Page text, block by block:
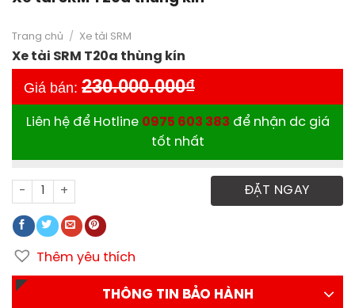
Trang chủ / Xe tải SRM
Xe tải SRM T20a thùng kín
Giá bán: 230.000.000₫
Liên hệ để Hotline 0975 603 383 để nhận dc giá
tốt nhất
Xe tải SRM T20a thùng kín số lượng ĐẶT NGAY
Thêm yêu thích
THÔNG TIN BẢO HÀNH